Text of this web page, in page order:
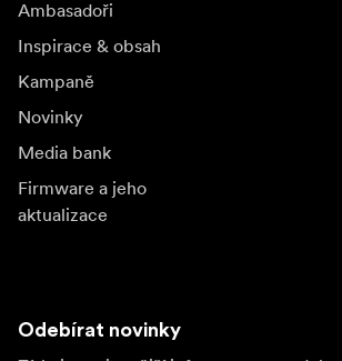
Ambasadoři
Inspirace & obsah
Kampaně
Novinky
Media bank
Firmware a jeho
aktualizace
Odebírat novinky